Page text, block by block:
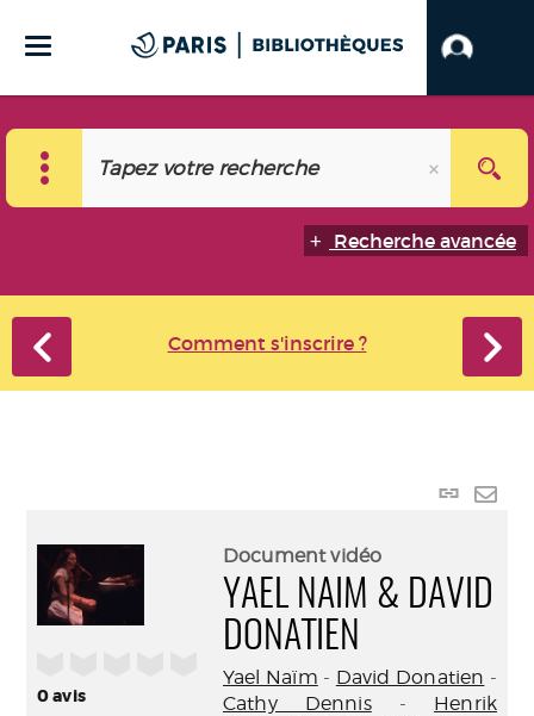
Recherche avancée
Comment s'inscrire ?
Lien
mail
0avis
Document vidéo
YAEL NAIM & DAVID
DONATIEN
Yael Naïm - David Donatien -
Cathy Dennis- Henrik